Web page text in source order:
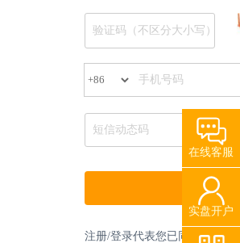
在线客服
实盘开户
注册/登录代表您已同意《贵金